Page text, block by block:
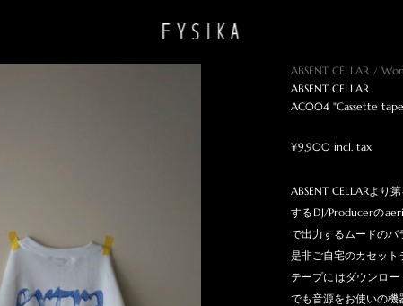
ABSENT CELLAR
ABSENT CELLAR
AC004 "Cassette
¥9,900 incl. tax
ABSENT CELLARより
するDJ/Producerの
で出力するムードのバ
是非ご自宅のカセット
テープにはダウンロ
でも音源をお使いの機